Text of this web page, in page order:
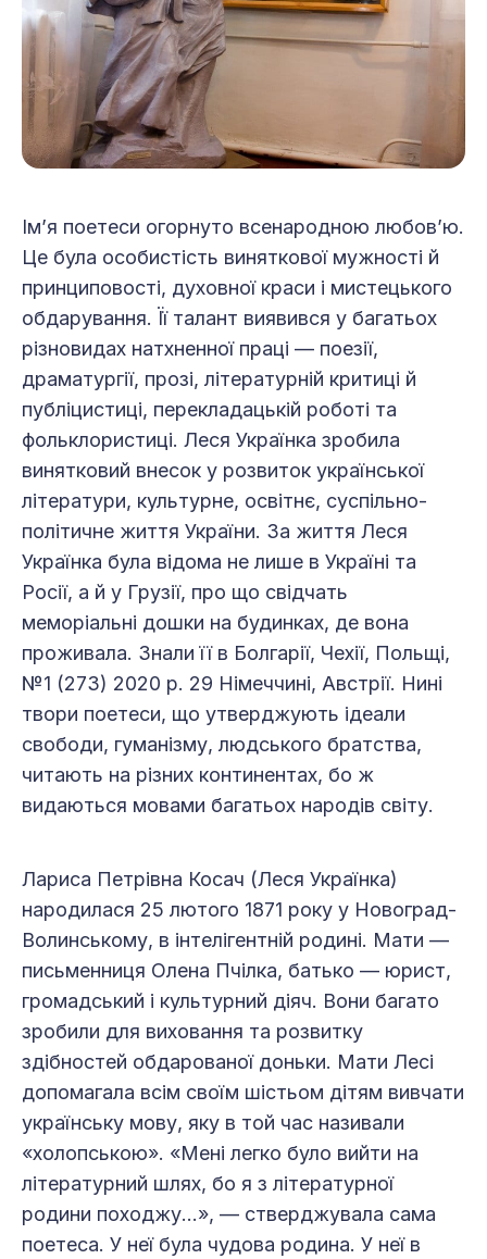
Ім’я поетеси огорнуто всенародною любов’ю.
Це була особистість виняткової мужності й
принциповості, духовної краси і мистецького
обдарування. Її талант виявився у багатьох
різновидах натхненної праці — поезії,
драматургії, прозі, літературній критиці й
публіцистиці, перекладацькій роботі та
фольклористиці. Леся Українка зробила
винятковий внесок у розвиток української
літератури, культурне, освітнє, суспільно-
політичне життя України. За життя Леся
Українка була відома не лише в Україні та
Росії, а й у Грузії, про що свідчать
меморіальні дошки на будинках, де вона
проживала. Знали її в Болгарії, Чехії, Польщі,
№1 (273) 2020 р. 29 Німеччині, Австрії. Нині
твори поетеси, що утверджують ідеали
свободи, гуманізму, людського братства,
читають на різних континентах, бо ж
видаються мовами багатьох народів світу.
Лариса Петрівна Косач (Леся Українка)
народилася 25 лютого 1871 року у Новоград-
Волинському, в інтелігентній родині. Мати —
письменниця Олена Пчілка, батько — юрист,
громадський і культурний діяч. Вони багато
зробили для виховання та розвитку
здібностей обдарованої доньки. Мати Лесі
допомагала всім своїм шістьом дітям вивчати
українську мову, яку в той час називали
«холопською». «Мені легко було вийти на
літературний шлях, бо я з літературної
родини походжу…», — стверджувала сама
поетеса. У неї була чудова родина. У неї в